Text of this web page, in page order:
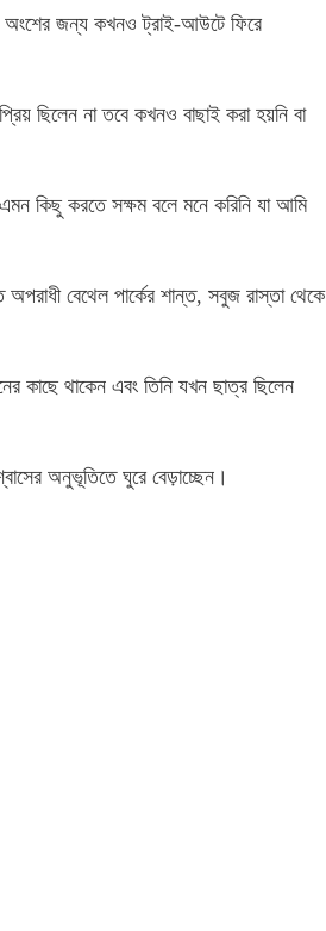
অংশের জন্য কখনও ট্রাই-আউটে ফিরে
ছিলেন না তবে কখনও বাছাই করা হয়নি বা
কিছু করতে সক্ষম বলে মনে করিনি যা আমি
বেথেল পার্কের শান্ত, সবুজ রাস্তা থেকে
কাছে থাকেন এবং তিনি যখন ছাত্র ছিলেন
অনুভূতিতে ঘুরে বেড়াচ্ছেন।